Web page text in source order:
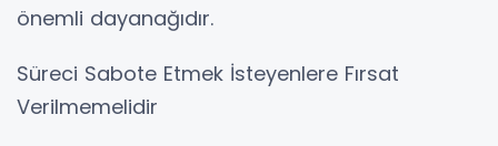
önemli dayanağıdır.
Süreci Sabote Etmek İsteyenlere Fırsat
Verilmemelidir